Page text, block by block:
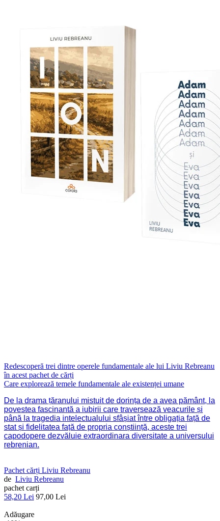
Redescoperă trei dintre operele fundamentale ale lui Liviu Rebreanu
în acest pachet de cărți
Care explorează temele fundamentale ale existenței umane
De la drama țăranului mistuit de dorința de a avea pământ, la
povestea fascinantă a iubirii care traversează veacurile și
până la tragedia intelectualului sfâșiat între obligația față de
stat și fidelitatea față de propria conștiință, aceste trei
capodopere dezvăluie extraordinara diversitate a universului
rebrenian.
Pachet cărți Liviu Rebreanu
de Liviu Rebreanu
pachet carți
58,20 Lei 97,00 Lei
Adăugare